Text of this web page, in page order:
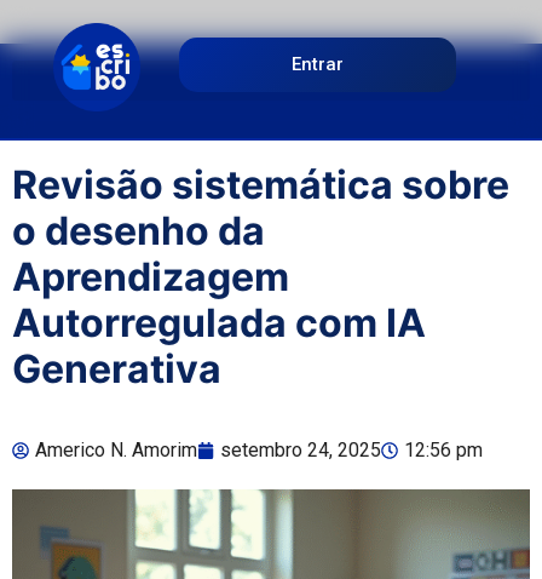
Entrar
Revisão sistemática sobre
o desenho da
Aprendizagem
Autorregulada com IA
Generativa
Americo N. Amorim setembro 24, 2025 12:56 pm